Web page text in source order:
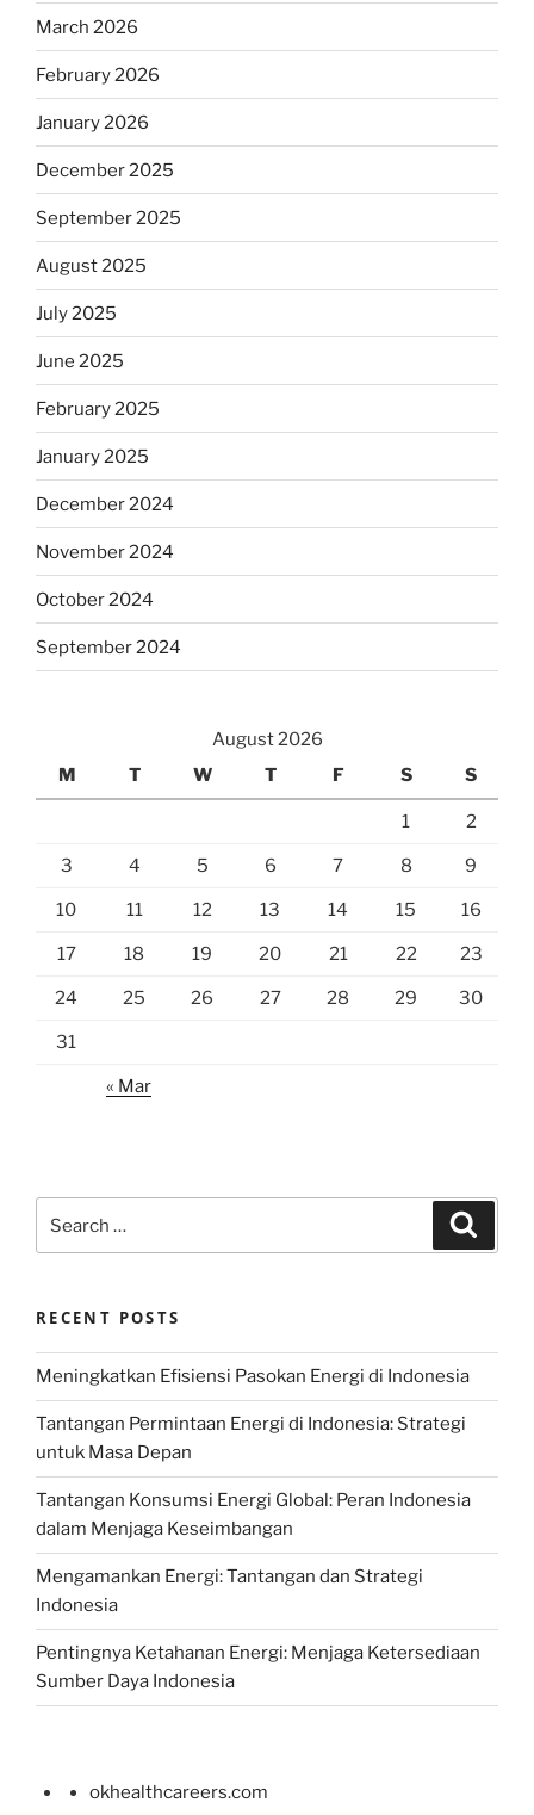
March 2026
February 2026
January 2026
December 2025
September 2025
August 2025
July 2025
June 2025
February 2025
January 2025
December 2024
November 2024
October 2024
September 2024
August 2026
M
T W T F S S
1 2
3 4 5 6 7 8 9
10 11 12 13 14 15 16
17 18 19 20 21 22 23
24 25 26 27 28 29 30
31
« Mar
for:
RECENT POSTS
Meningkatkan Efisiensi Pasokan Energi di Indonesia
Tantangan Permintaan Energi di Indonesia: Strategi
untuk Masa Depan
Tantangan Konsumsi Energi Global: Peran Indonesia
dalam Menjaga Keseimbangan
Mengamankan Energi: Tantangan dan Strategi
Indonesia
Pentingnya Ketahanan Energi: Menjaga Ketersediaan
Sumber Daya Indonesia
okhealthcareers.com